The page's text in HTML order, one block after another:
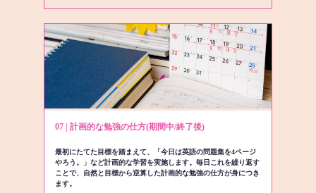
07 | 計画的な勉強の仕方(期間中/終了後)
最初にたてた目標を踏まえて、「今日は英語の問題集を4ページ
やろう。」など計画的な学習を実施します。毎日これを繰り返す
ことで、自然と目標から逆算した計画的な勉強の仕方が身につき
ます。